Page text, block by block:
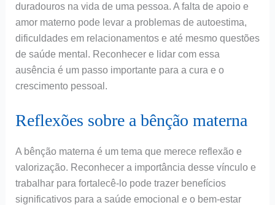
duradouros na vida de uma pessoa. A falta de apoio e
amor materno pode levar a problemas de autoestima,
dificuldades em relacionamentos e até mesmo questões
de saúde mental. Reconhecer e lidar com essa
ausência é um passo importante para a cura e o
crescimento pessoal.
Reflexões sobre a bênção materna
A bênção materna é um tema que merece reflexão e
valorização. Reconhecer a importância desse vínculo e
trabalhar para fortalecê-lo pode trazer benefícios
significativos para a saúde emocional e o bem-estar